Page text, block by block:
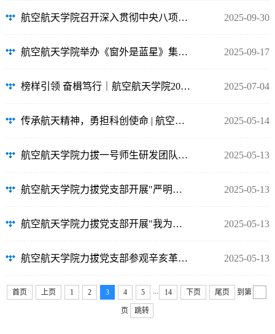
航空航天学院召开深入贯彻中央八项规定精神学习教育总结会议 2025-09-30
航空航天学院举办《窗外是蓝星》集体观影活动 2025-09-17
榜样引领 奋楫笃行｜航空航天学院2025年“党建之星”评选圆满举行 2025-07-04
传承航天精神，勇担科创使命 | 航空航天学院研究生第四、第五党支部参观湖北省科学... 2025-05-14
航空航天学院力拔一号师生研发团队党支部赴湖北省科技馆开展主题党日活动 2025-05-13
航空航天学院力拔党支部开展"严明纪律规矩 筑牢安全防线"主题党日活动 2025-05-13
航空航天学院力拔党支部开展"我为群众办实事"实践活动 2025-05-13
航空航天学院力拔党支部参观辛亥革命武昌起义纪念馆——传承首义精神 砥砺空天报国 2025-05-13
首页 上页 1 2 3 4 5 ... 14 下页 尾页 到第
页 跳转